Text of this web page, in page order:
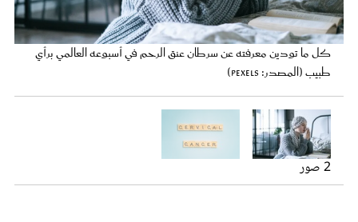
كل ما تودين معرفته عن سرطان عنق الرحم في أسبوعه العالمي برأي
طبيب (المصدر: pexels)
سرطان عنق الرحم قابل للوقاية (المصدر: pexels )
2 صور